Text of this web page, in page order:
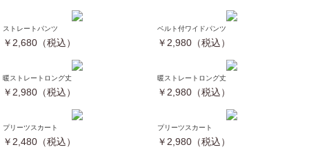
ストレートパンツ
￥2,680（税込）
ベルト付ワイドパンツ
￥2,980（税込）
暖ストレートロング丈
￥2,980（税込）
暖ストレートロング丈
￥2,980（税込）
プリーツスカート
￥2,480（税込）
プリーツスカート
￥2,980（税込）